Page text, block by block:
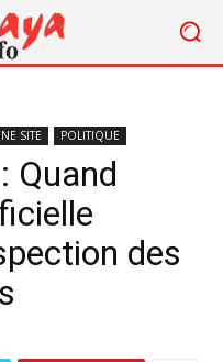
SITE POLITIQUE
Quand
des